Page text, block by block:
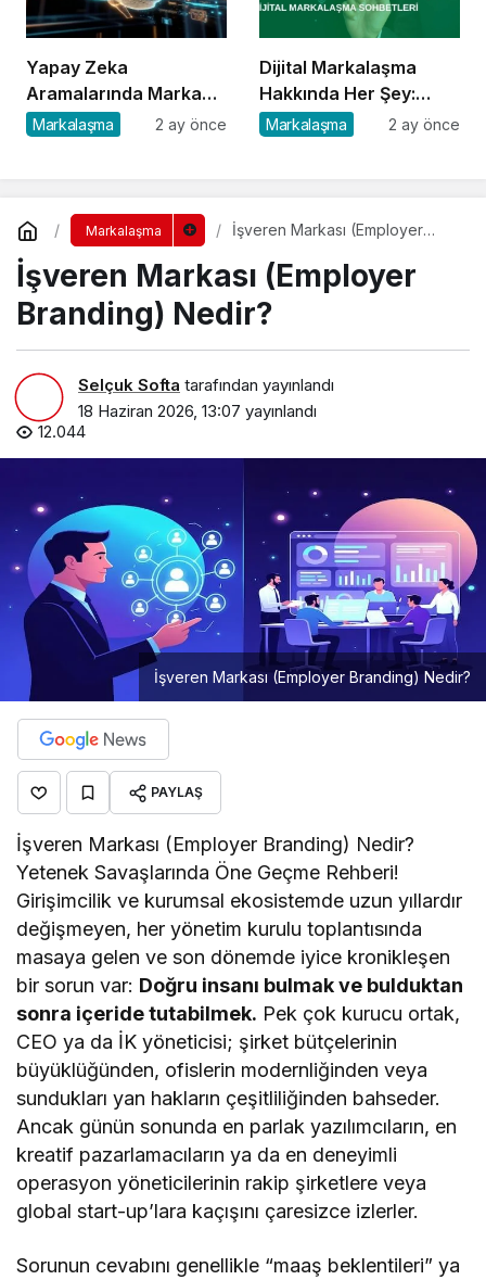
Yapay Zeka
Aramalarında Marka
Görünürlüğü Nasıl
Markalaşma 2 ay önce
Dijital Markalaşma
Hakkında Her Şey:
Dijital Markalaşma
Markalaşma 2 ay önce
Markalaşma
İşveren Markası (Employer
İşveren Markası (Employer
Branding) Nedir?
Selçuk Softa tarafından yayınlandı
18 Haziran 2026, 13:07 yayınlandı
12.044
İşveren Markası (Employer Branding) Nedir?
PAYLAŞ
İşveren Markası (Employer Branding) Nedir?
Yetenek Savaşlarında Öne Geçme Rehberi!
Girişimcilik ve kurumsal ekosistemde uzun yıllardır
değişmeyen, her yönetim kurulu toplantısında
masaya gelen ve son dönemde iyice kronikleşen
bir sorun var: Doğru insanı bulmak ve bulduktan
sonra içeride tutabilmek. Pek çok kurucu ortak,
CEO ya da İK yöneticisi; şirket bütçelerinin
büyüklüğünden, ofislerin modernliğinden veya
sundukları yan hakların çeşitliliğinden bahseder.
Ancak günün sonunda en parlak yazılımcıların, en
kreatif pazarlamacıların ya da en deneyimli
operasyon yöneticilerinin rakip şirketlere veya
global start-up’lara kaçışını çaresizce izlerler.
Sorunun cevabını genellikle “maaş beklentileri” ya